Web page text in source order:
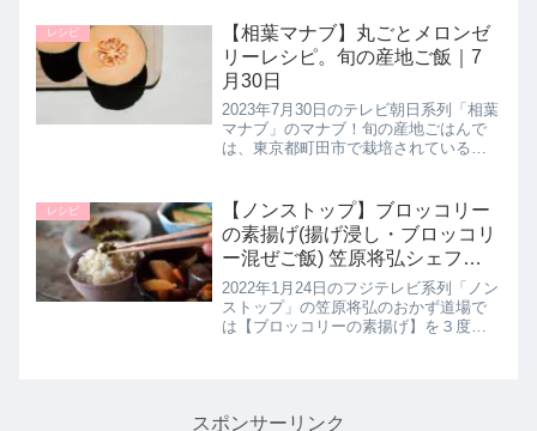
モンムース】を披露されていたので作
り方を詳しく紹介します。>>...
レシピ
【相葉マナブ】丸ごとメロンゼ
リーレシピ。旬の産地ご飯｜7
月30日
2023年7月30日のテレビ朝日系列「相葉
マナブ」のマナブ！旬の産地ごはんで
は、東京都町田市で栽培されているメ
メロンレシピ【丸ごとメロンゼリー】
の作り方を教えてくれたので詳...
レシピ
【ノンストップ】ブロッコリー
の素揚げ(揚げ浸し・ブロッコリ
ー混ぜご飯) 笠原将弘シェフレ
シピ。1月24日
2022年1月24日のフジテレビ系列「ノン
ストップ」の笠原将弘のおかず道場で
は【ブロッコリーの素揚げ】を３度楽
スポンサーリンク